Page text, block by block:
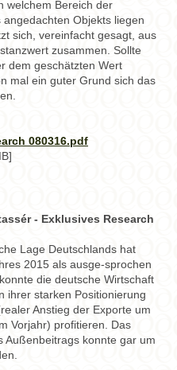
welchem Bereich der
Objekts liegen
sich, vereinfacht gesagt, aus
zusammen. Sollte
dem geschätzten Wert
mal ein guter Grund sich das
080316.pdf
- Exklusives Research
Lage Deutschlands hat
2015 als ausge-sprochen
die deutsche Wirtschaft
ihrer starken Positionierung
Anstieg der Exporte um
Vorjahr) profitieren. Das
Außenbeitrags konnte gar um